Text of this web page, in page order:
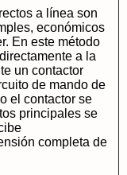
a línea son
económicos
En este método
a la
un contactor
de mando de
el contactor se
principales se
completa de